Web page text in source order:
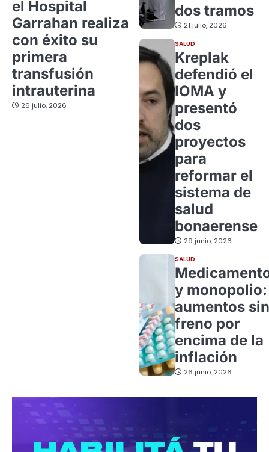
el Hospital
Garrahan realiza
con éxito su
primera
transfusión
intrauterina
26 julio, 2026
dos tramos
21 julio, 2026
SALUD
Kreplak
defendió el
IOMA y
presentó
dos
proyectos
para
reformar el
sistema de
salud
bonaerense
29 junio, 2026
SALUD
y monopolio:
aumentos sin
freno por
encima de la
inflación
26 junio, 2026